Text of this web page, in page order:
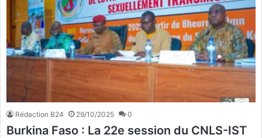
Rédaction B24 29/10/2025 0
Burkina Faso : La 22e session du CNLS-IST